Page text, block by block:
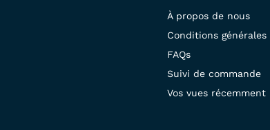
À propos de nous
Conditions générales
FAQs
Suivi de commande
Vos vues récemment